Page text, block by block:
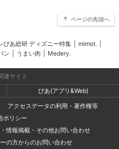
ページの先頭へ
ぴあ総研 ディズニー特集 mimot.
ン うまい肉 Medery.
連サイト
ぴあ(アプリ&Web)
アクセスデータの利用・著作権等
ポリシー
情報掲載・その他お問い合わせ
の方からのお問い合わせ